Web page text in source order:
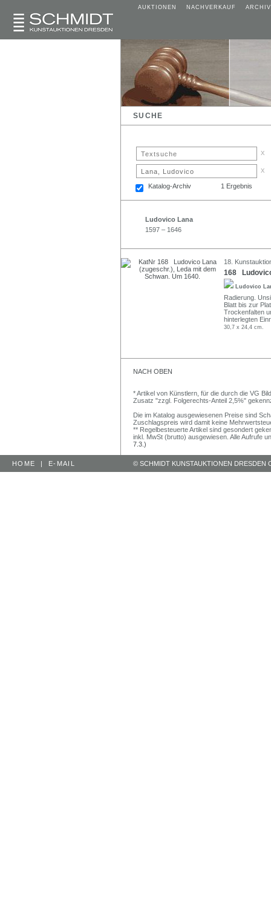
AUKTIONEN NACHVERKAUF ARCHIV
SUCHE
x
x
Katalog-Archiv 1 Ergebnis
Ludovico Lana
1597 – 1646
18.
168
Ludovico
Radierung.
Blatt bis zur
Trockenfalten
hinterlegten
30,7 x 24,4 cm.
NACH OBEN
* Artikel von Künstlern, für die durch die VG
Zusatz "zzgl. Folgerechts-Anteil 2,5%"
Die im Katalog ausgewiesenen Preise sind
Zuschlagspreis wird damit keine
** Regelbesteuerte Artikel sind gesondert
inkl. MwSt (brutto) ausgewiesen. Alle Aufrufe
7.3.)
HOME | E-MAIL © SCHMIDT KUNSTAUKTIONEN DRESDEN